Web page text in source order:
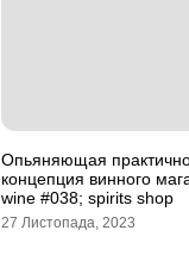
Опьяняющая
концепция винного
wine #038; spirits shop
27 Листопада, 2023